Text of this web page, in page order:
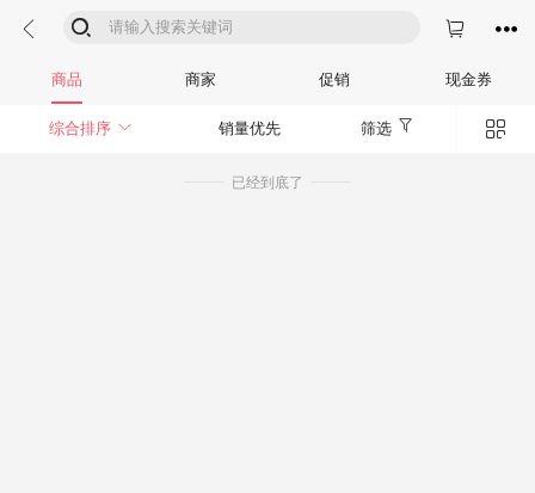
  

商品 商家 促销 现金券
综合排序  销量优先 筛选 
已经到底了